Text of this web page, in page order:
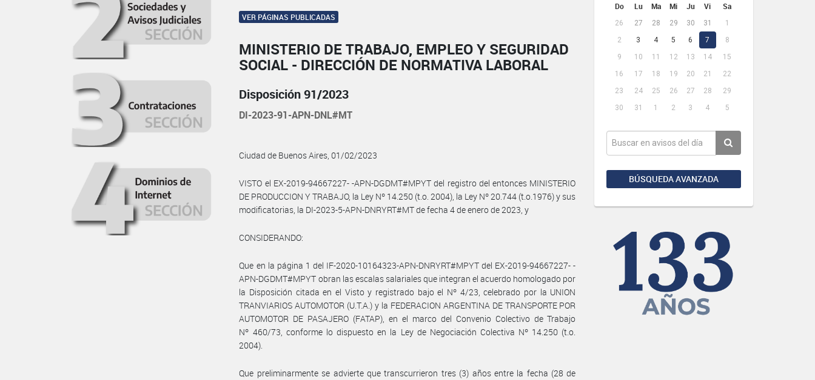
Do Lu Ma Mi Ju Vi Sa
26 27 28 29 30 31
1
2
3 4 5 6 7
8
9
10 11 12 13 14
15
16
17 18 19 20 21
22
23
24 25 26 27 28
29
30
31 1 2 3 4 5
BÚSQUEDA AVANZADA
VER PÁGINAS PUBLICADAS
MINISTERIO DE TRABAJO, EMPLEO Y SEGURIDAD
SOCIAL - DIRECCIÓN DE NORMATIVA LABORAL
Disposición 91/2023
DI-2023-91-APN-DNL#MT
Ciudad de Buenos Aires, 01/02/2023
VISTO el EX-2019-94667227- -APN-DGDMT#MPYT del registro del entonces MINISTERIO
DE PRODUCCION Y TRABAJO, la Ley Nº 14.250 (t.o. 2004), la Ley Nº 20.744 (t.o.1976) y sus
modificatorias, la DI-2023-5-APN-DNRYRT#MT de fecha 4 de enero de 2023, y
CONSIDERANDO:
Que en la página 1 del IF-2020-10164323-APN-DNRYRT#MPYT del EX-2019-94667227- -
APN-DGDMT#MPYT obran las escalas salariales que integran el acuerdo homologado por
la Disposición citada en el Visto y registrado bajo el Nº 4/23, celebrado por la UNION
TRANVIARIOS AUTOMOTOR (U.T.A.) y la FEDERACION ARGENTINA DE TRANSPORTE POR
AUTOMOTOR DE PASAJERO (FATAP), en el marco del Convenio Colectivo de Trabajo
Nº 460/73, conforme lo dispuesto en la Ley de Negociación Colectiva Nº 14.250 (t.o.
2004).
Que preliminarmente se advierte que transcurrieron tres (3) años entre la fecha (28 de